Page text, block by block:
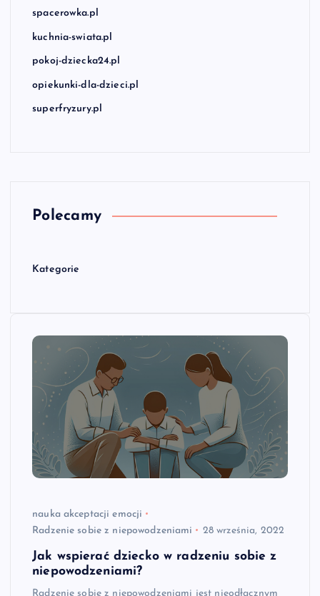
spacerowka.pl
kuchnia-swiata.pl
pokoj-dziecka24.pl
opiekunki-dla-dzieci.pl
superfryzury.pl
Polecamy
Kategorie
nauka akceptacji emocji
Radzenie sobie z niepowodzeniami
28 września, 2022
Jak wspierać dziecko w radzeniu sobie z
niepowodzeniami?
Radzenie sobie z niepowodzeniami jest nieodłącznym